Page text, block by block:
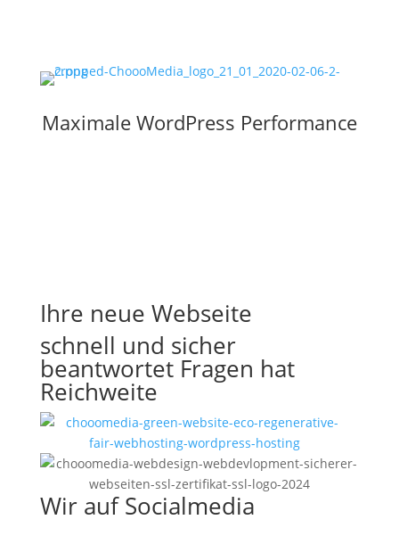
Maximale WordPress Performance
Ihre neue Webseite
schnell und sicher
beantwortet Fragen hat
Reichweite
Wir auf Socialmedia